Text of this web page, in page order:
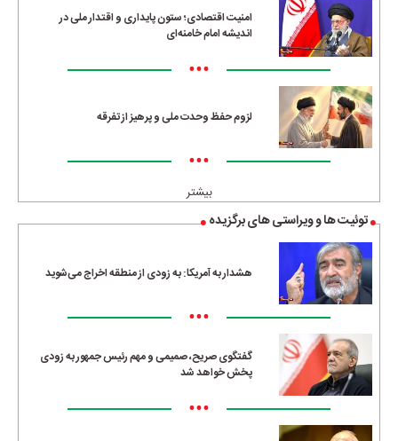
امنیت اقتصادی؛ ستون پایداری و اقتدار ملی در
اندیشه امام خامنه‌ای
•••
لزوم حفظ وحدت ملی و پرهیز از تفرقه
•••
بیشتر
توئیت ها و ویراستی های برگزیده
هشدار به آمریکا: به زودی از منطقه اخراج می‌شوید
•••
گفتگوی صریح، صمیمی و مهم رئیس جمهور به زودی
پخش خواهد شد
•••